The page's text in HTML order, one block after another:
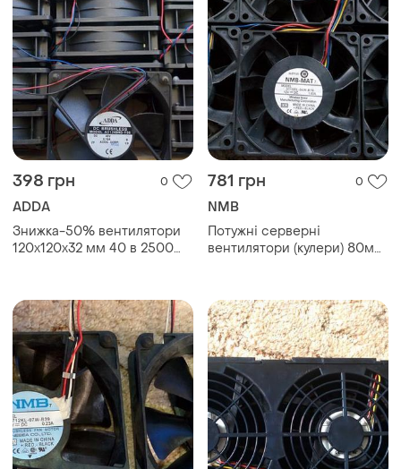
398 грн 0
ADDA
Знижка-50% вентилятори
120х120х32 мм 40 в 2500
781 грн 0
NMB
Потужні серверні
вентилятори (кулери) 80мм